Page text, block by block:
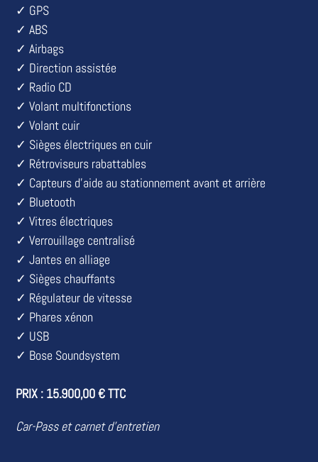
✓ GPS
✓ ABS
✓ Airbags
✓ Direction assistée
✓ Radio CD
✓ Volant multifonctions
✓ Volant cuir
✓ Sièges électriques en cuir
✓ Rétroviseurs rabattables
✓ Capteurs d’aide au stationnement avant et arrière
✓ Bluetooth
✓ Vitres électriques
✓ Verrouillage centralisé
✓ Jantes en alliage
✓ Sièges chauffants
✓ Régulateur de vitesse
✓ Phares xénon
✓ USB
✓ Bose Soundsystem
PRIX : 15.900,00 € TTC
Car-Pass et carnet d'entretien